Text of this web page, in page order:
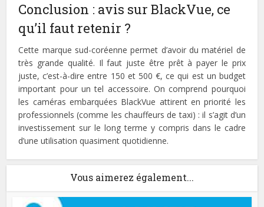
Conclusion : avis sur BlackVue, ce
qu’il faut retenir ?
Cette marque sud-coréenne permet d’avoir du matériel de
très grande qualité. Il faut juste être prêt à payer le prix
juste, c’est-à-dire entre 150 et 500 €, ce qui est un budget
important pour un tel accessoire. On comprend pourquoi
les caméras embarquées BlackVue attirent en priorité les
professionnels (comme les chauffeurs de taxi) : il s’agit d’un
investissement sur le long terme y compris dans le cadre
d’une utilisation quasiment quotidienne.
Vous aimerez également...